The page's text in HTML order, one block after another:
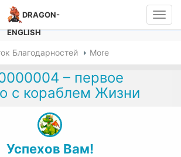
DRAGON-
ENGLISH
Благодарностей More
– первое
с кораблем Жизни
Успехов Вам!